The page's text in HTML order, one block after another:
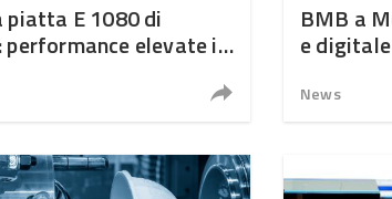
piatta E 1080 di
elevate in
BMB a
e digitale
News